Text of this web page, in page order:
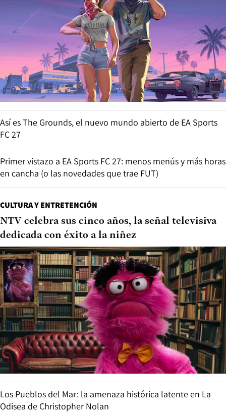
Así es The Grounds, el nuevo mundo abierto de EA Sports
FC 27
Primer vistazo a EA Sports FC 27: menos menús y más horas
en cancha (o las novedades que trae FUT)
CULTURA Y ENTRETENCIÓN
NTV celebra sus cinco años, la señal televisiva
dedicada con éxito a la niñez
Los Pueblos del Mar: la amenaza histórica latente en La
Odisea de Christopher Nolan